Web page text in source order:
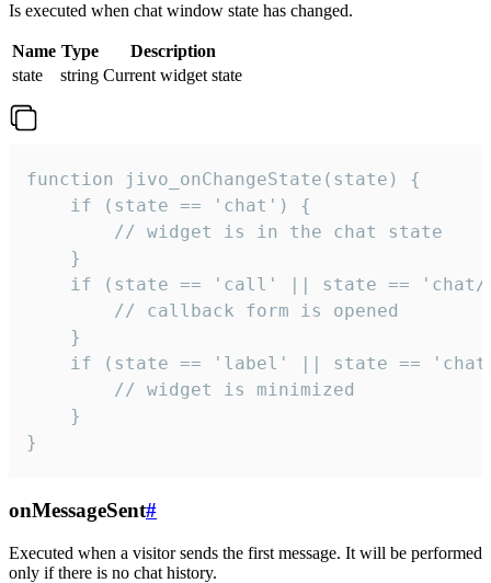
Is executed when chat window state has changed.
Name Type
Description
state
string Current widget state
function jivo_onChangeState(state) {
    if (state == 'chat') {
        // widget is in the chat state
    }
if (state == 'call' || state ==
        // callback form is opened
    }
if (state == 'label' || state ==
        // widget is minimized
    }
}
onMessageSent#
Executed when a visitor sends the first message. It will be performed
only if there is no chat history.